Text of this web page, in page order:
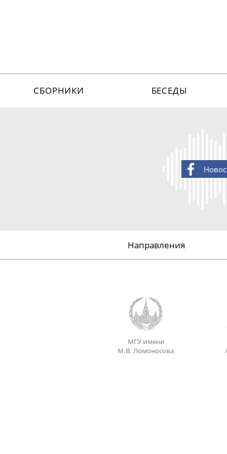
СБОРНИКИ БЕСЕДЫ
Направления
МГУ имени
М.В. Ломоносова